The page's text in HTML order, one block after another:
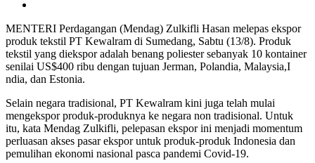
MENTERI Perdagangan (Mendag) Zulkifli Hasan melepas ekspor
produk tekstil PT Kewalram di Sumedang, Sabtu (13/8). Produk
tekstil yang diekspor adalah benang poliester sebanyak 10 kontainer
senilai US$400 ribu dengan tujuan Jerman, Polandia, Malaysia,I
ndia, dan Estonia.
Selain negara tradisional, PT Kewalram kini juga telah mulai
mengekspor produk-produknya ke negara non tradisional. Untuk
itu, kata Mendag Zulkifli, pelepasan ekspor ini menjadi momentum
perluasan akses pasar ekspor untuk produk-produk Indonesia dan
pemulihan ekonomi nasional pasca pandemi Covid-19.